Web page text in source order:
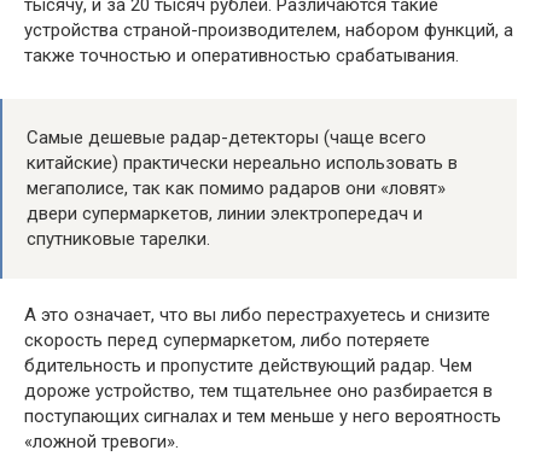
тысячу, и за 20 тысяч рублей. Различаются такие
устройства страной-производителем, набором функций, а
также точностью и оперативностью срабатывания.
Самые дешевые радар-детекторы (чаще всего
китайские) практически нереально использовать в
мегаполисе, так как помимо радаров они «ловят»
двери супермаркетов, линии электропередач и
спутниковые тарелки.
А это означает, что вы либо перестрахуетесь и снизите
скорость перед супермаркетом, либо потеряете
бдительность и пропустите действующий радар. Чем
дороже устройство, тем тщательнее оно разбирается в
поступающих сигналах и тем меньше у него вероятность
«ложной тревоги».